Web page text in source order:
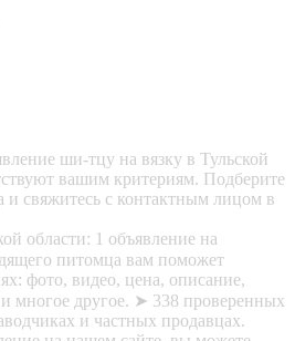
ши-тцу на вязку в Тульской
вашим критериям. Подберите
и свяжитесь с контактным лицом в
области: 1 объявление на
питомца вам поможет
фото, видео, цена, описание,
многое другое. ➤ 338 проверенных
и частных продавцах.